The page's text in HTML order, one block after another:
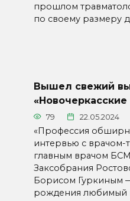
прошлом
по своему размеру
Вышел свежий
79 22.05.2024
«Профессия
интервью с врачом-
главным врачом
Заксобрания
Борисом Гуркиным
рождения любимый